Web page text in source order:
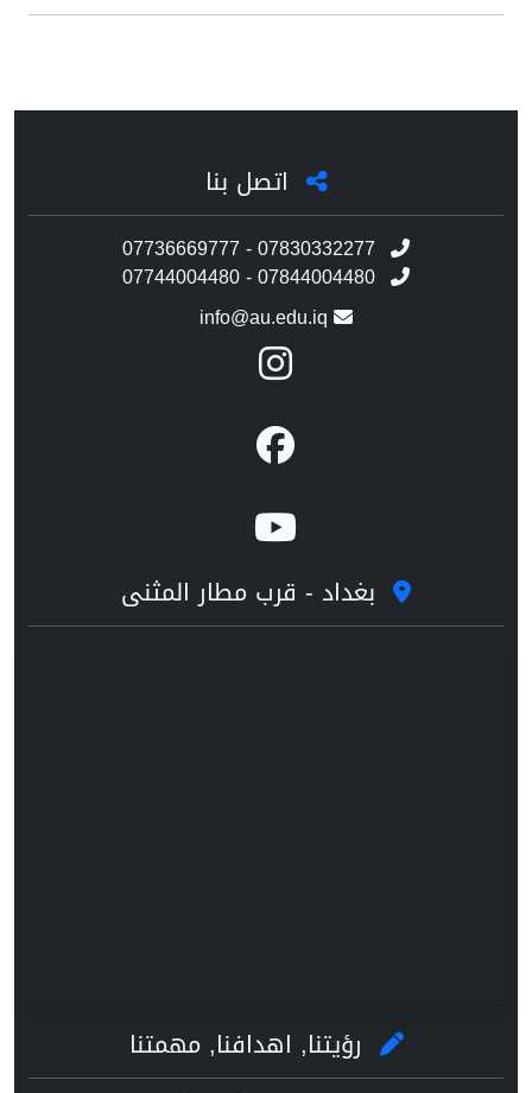
اتصل بنا
07736669777 - 07830332277
07744004480 - 07844004480
info@au.edu.iq
بغداد - قرب مطار المثنى
رؤيتنا, اهدافنا, مهمتنا